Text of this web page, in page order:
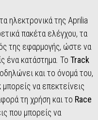
ηλεκτρονικά της Aprilia
πακέτα ελέγχου, τα
της εφαρμογής, ώστε να
ένα κατάστημα. Το Track
και το όνομά του,
μπορείς να επεκτείνεις
τη χρήση και το Race
που μπορείς να